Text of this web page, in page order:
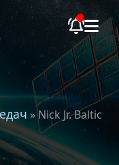
» Nick Jr. Baltic